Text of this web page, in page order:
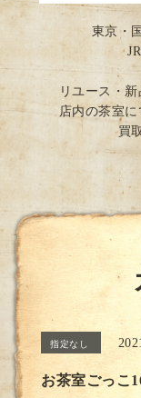
東京・
リユース・
店内の茶室
買
指定なし
お茶室ごっこ